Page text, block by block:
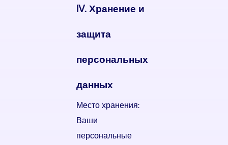
IV. Хранение и
защита
персональных
данных
Место хранения:
Ваши
персональные